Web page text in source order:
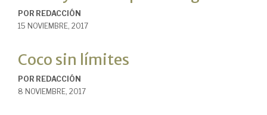
POR REDACCIÓN
15 NOVIEMBRE, 2017
Coco sin límites
POR REDACCIÓN
8 NOVIEMBRE, 2017